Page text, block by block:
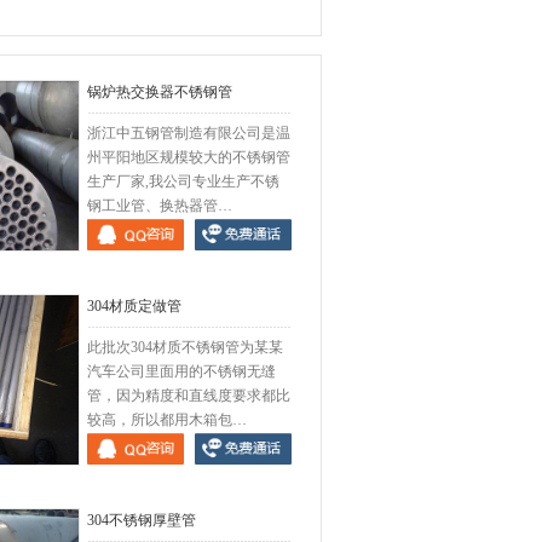
锅炉热交换器不锈钢管
浙江中五钢管制造有限公司是温
州平阳地区规模较大的不锈钢管
生产厂家,我公司专业生产不锈
钢工业管、换热器管…
304材质定做管
此批次304材质不锈钢管为某某
汽车公司里面用的不锈钢无缝
管，因为精度和直线度要求都比
较高，所以都用木箱包…
304不锈钢厚壁管